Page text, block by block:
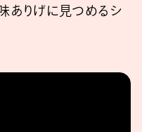
ありげに見つめるシ